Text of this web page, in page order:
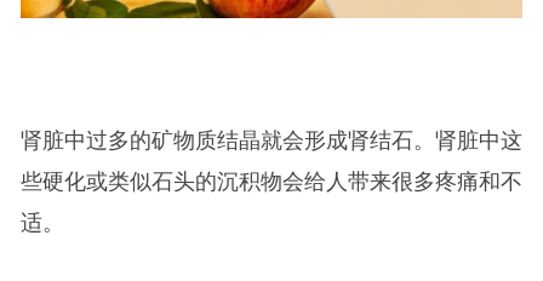
肾脏中过多的矿物质结晶就会形成肾结石。肾脏中这
些硬化或类似石头的沉积物会给人带来很多疼痛和不
适。